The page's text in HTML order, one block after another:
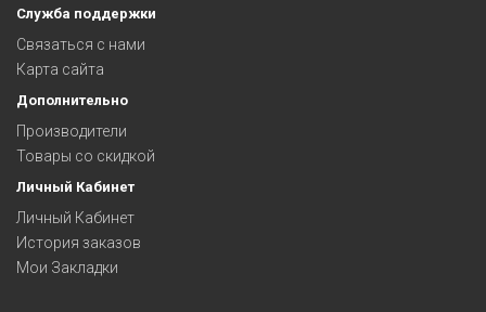
Служба поддержки
Связаться с нами
Карта сайта
Дополнительно
Производители
Товары со скидкой
Личный Кабинет
Личный Кабинет
История заказов
Мои Закладки